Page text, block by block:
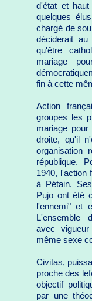
d'état et haut
quelques
chargé de
déciderait
qu'être
mariage
fin à cette
Action
groupes les
mariage
droite, qu'il
organisation
république.
1940, l'action
à Pétain.
Pujo ont été
l'ennemi" et
L'ensemble
avec
même sexe
Civitas,
proche des
objectif
par une